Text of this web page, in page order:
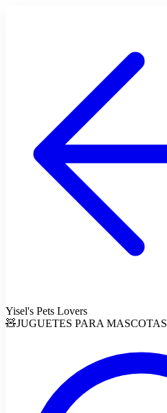
Yisel's Pets Lovers
🧸JUGUETES PARA MASCOTAS